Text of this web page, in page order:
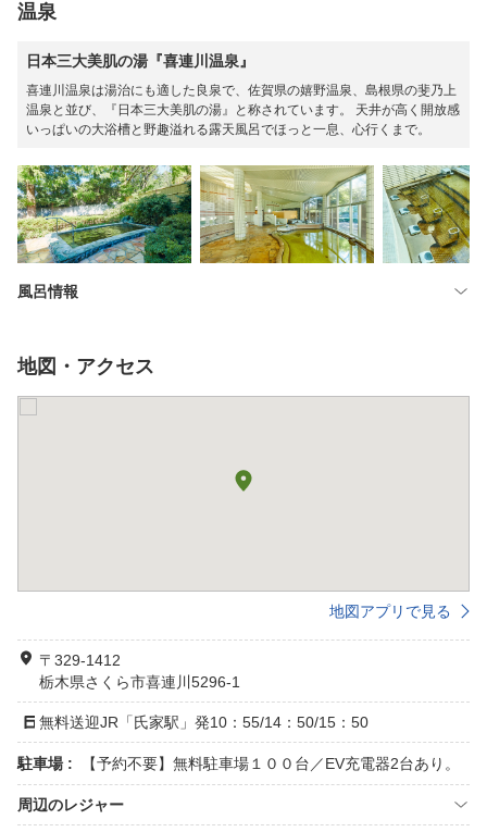
温泉
日本三大美肌の湯『喜連川温泉』
喜連川温泉は湯治にも適した良泉で、佐賀県の嬉野温泉、島根県の斐乃上
温泉と並び、『日本三大美肌の湯』と称されています。 天井が高く開放感
いっぱいの大浴槽と野趣溢れる露天風呂でほっと一息、心行くまで。
風呂情報
地図・アクセス
地図アプリで見る
〒329-1412
栃木県さくら市喜連川5296-1
無料送迎JR「氏家駅」発10：55/14：50/15：50
駐車場 : 【予約不要】無料駐車場１００台／EV充電器2台あり。
周辺のレジャー